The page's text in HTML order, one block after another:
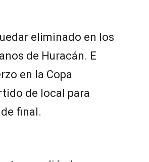
eliminado en los
de Huracán. E
en la Copa
de local para
final.